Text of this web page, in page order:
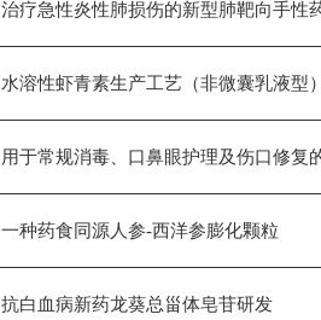
治疗急性炎性肺损伤的新型肺靶向手性
水溶性虾青素生产工艺（非微囊乳液型
用于常规消毒、口鼻眼护理及伤口修复
一种药食同源人参-西洋参膨化颗粒
抗白血病新药龙葵总甾体皂苷研发